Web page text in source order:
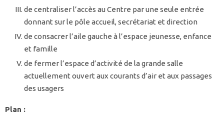
de centraliser l’accès au Centre par une seule entrée
donnant sur le pôle accueil, secrétariat et direction
de consacrer l’aile gauche à l’espace jeunesse, enfance
et famille
de fermer l’espace d’activité de la grande salle
actuellement ouvert aux courants d’air et aux passages
des usagers
Plan :